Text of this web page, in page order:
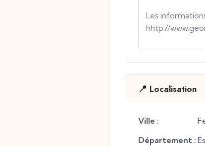
Les
hhtp://
📍 Localisation
Ville :
Département :